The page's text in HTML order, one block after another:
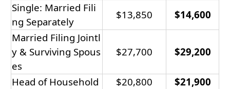
Single: Married Fili
ng Separately
$13,850
$14,600
Married Filing Jointl
y & Surviving Spous
es
$27,700 $29,200
Head of Household $20,800 $21,900